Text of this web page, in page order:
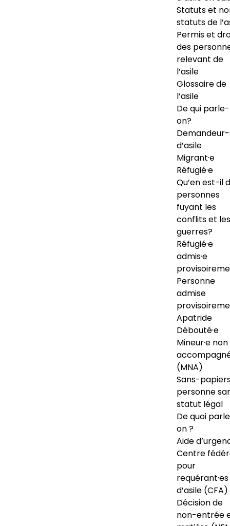
Statuts et
statuts de
Permis et
des
relevant de
l’asile
Glossaire de
l’asile
De qui
on?
d’asile
Migrant·e
Réfugié·e
Qu’en est-il
personnes
fuyant les
conflits et les
guerres?
Réfugié·e
admis·e
Personne
admise
Apatride
Débouté·e
Mineur·e non
(MNA)
Sans-
personne
statut légal
De quoi
on ?
Aide
Centre
pour
requérant·es
d’asile (CFA)
Décision de
non-entrée